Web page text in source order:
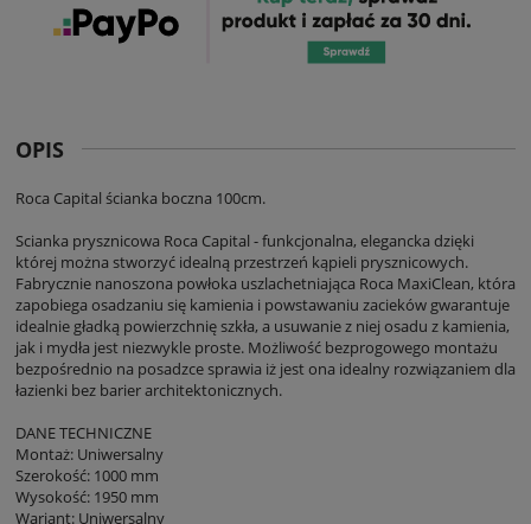
OPIS
Roca Capital ścianka boczna 100cm.
Scianka prysznicowa Roca Capital - funkcjonalna, elegancka dzięki
której można stworzyć idealną przestrzeń kąpieli prysznicowych.
Fabrycznie nanoszona powłoka uszlachetniająca Roca MaxiClean, która
zapobiega osadzaniu się kamienia i powstawaniu zacieków gwarantuje
idealnie gładką powierzchnię szkła, a usuwanie z niej osadu z kamienia,
jak i mydła jest niezwykle proste. Możliwość bezprogowego montażu
bezpośrednio na posadzce sprawia iż jest ona idealny rozwiązaniem dla
łazienki bez barier architektonicznych.
DANE TECHNICZNE
Montaż: Uniwersalny
Szerokość: 1000 mm
Wysokość: 1950 mm
Wariant: Uniwersalny